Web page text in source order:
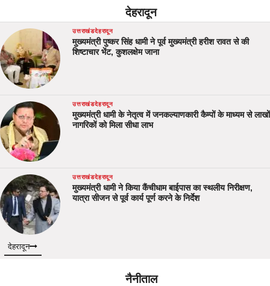
देहरादून
उत्तराखंडदेहरादून
मुख्यमंत्री पुष्कर सिंह धामी ने पूर्व मुख्यमंत्री हरीश रावत से की
शिष्टाचार भेंट, कुशलक्षेम जाना
उत्तराखंडदेहरादून
मुख्यमंत्री धामी के नेतृत्व में जनकल्याणकारी कैम्पों के माध्यम से लाखों
नागरिकों को मिला सीधा लाभ
उत्तराखंडदेहरादून
मुख्यमंत्री धामी ने किया कैंचीधाम बाईपास का स्थलीय निरीक्षण,
यात्रा सीजन से पूर्व कार्य पूर्ण करने के निर्देश
देहरादून
नैनीताल